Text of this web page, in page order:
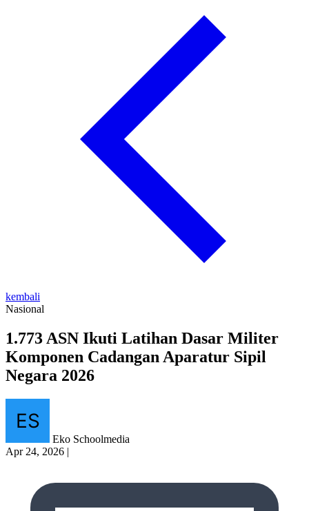
kembali
Nasional
1.773 ASN Ikuti Latihan Dasar Militer
Komponen Cadangan Aparatur Sipil
Negara 2026
Eko Schoolmedia
Apr 24, 2026 |